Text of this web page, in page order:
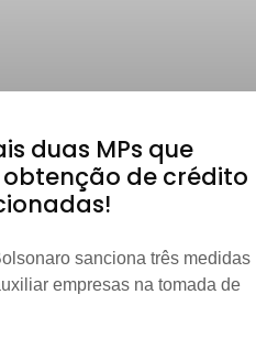
duas MPs que
de crédito
sanciona três medidas
empresas na tomada de